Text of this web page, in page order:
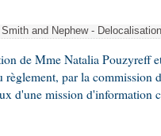
and Nephew -
de Mme Natalia Pouzyreff
par la commission
d'une mission d'information